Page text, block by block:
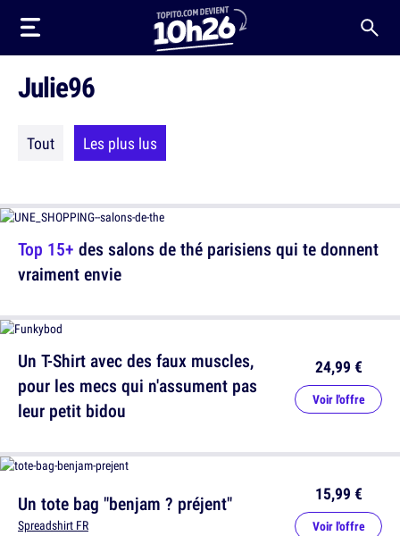
Julie96
Tout Les plus lus
Top 15+ des salons de thé parisiens qui te donnent
vraiment envie
Un T-Shirt avec des faux muscles,
pour les mecs qui n'assument pas
leur petit bidou
24,99 €
Voir l'offre
Un tote bag "benjam ? préjent"
Spreadshirt FR
15,99 €
Voir l'offre